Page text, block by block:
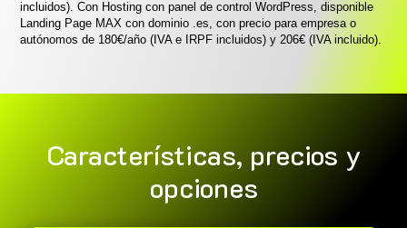
incluidos). Con Hosting con panel de control WordPress, disponible
Landing Page MAX con dominio .es, con precio para empresa o
autónomos de 180€/año (IVA e IRPF incluidos) y 206€ (IVA incluido).
Características, precios y
opciones